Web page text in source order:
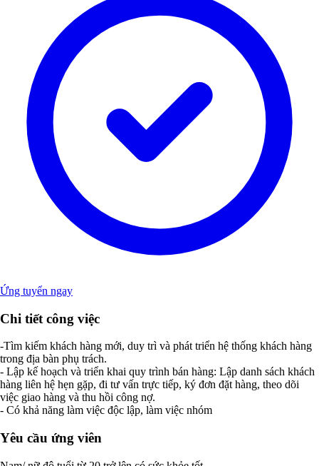
Ứng tuyển ngay
Chi tiết công việc
-Tìm kiếm khách hàng mới, duy trì và phát triển hệ thống khách hàng
trong địa bàn phụ trách.
- Lập kế hoạch và triển khai quy trình bán hàng: Lập danh sách khách
hàng liên hệ hẹn gặp, đi tư vấn trực tiếp, ký đơn đặt hàng, theo dõi
việc giao hàng và thu hồi công nợ.
- Có khả năng làm việc độc lập, làm việc nhóm
Yêu cầu ứng viên